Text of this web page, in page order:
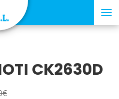
CK2630D